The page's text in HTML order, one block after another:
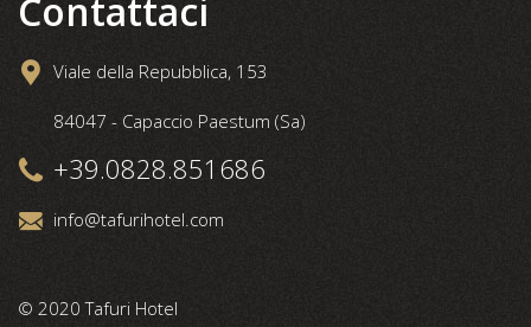
Contattaci
Viale della Repubblica, 153
84047 - Capaccio Paestum (Sa)
+39.0828.851686
info@tafurihotel.com
© 2020 Tafuri Hotel